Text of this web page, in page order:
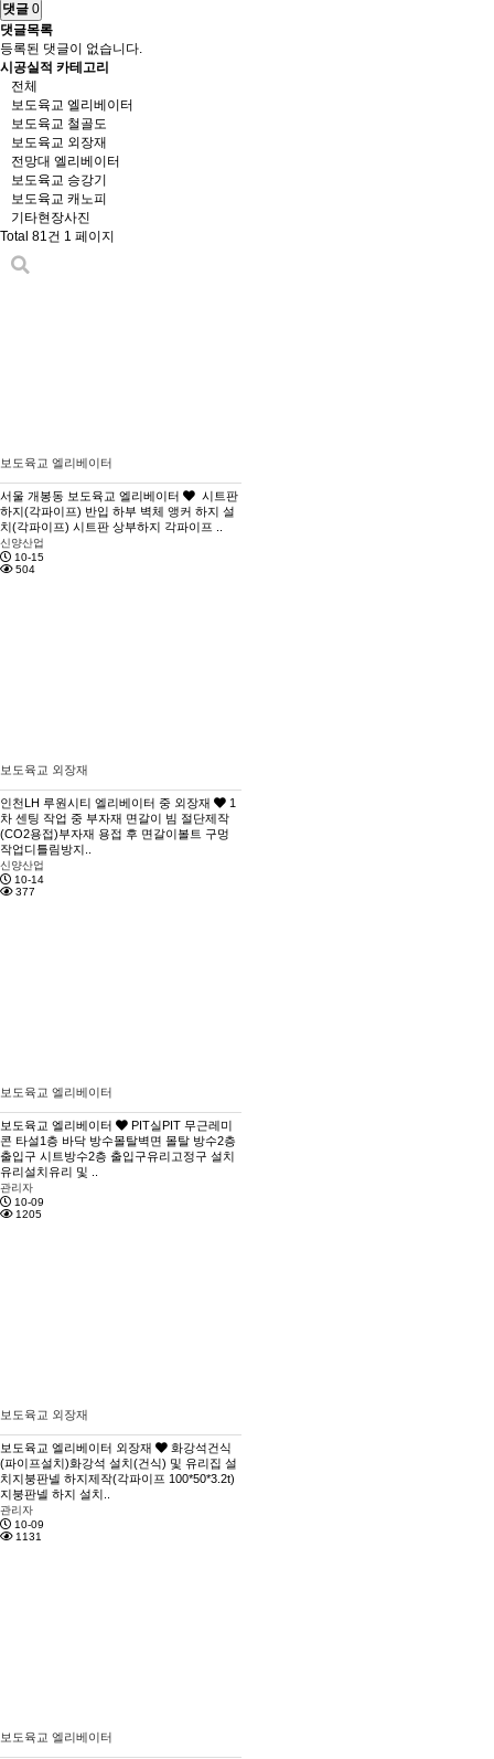
댓글 0
댓글목록
등록된 댓글이 없습니다.
시공실적 카테고리
전체
보도육교 엘리베이터
보도육교 철골도
보도육교 외장재
전망대 엘리베이터
보도육교 승강기
보도육교 캐노피
기타현장사진
Total 81건 1 페이지
보도육교 엘리베이터
서울 개봉동 보도육교 엘리베이터
시트판
하지(각파이프) 반입 하부 벽체 앵커 하지 설
치(각파이프) 시트판 상부하지 각파이프 ..
신양산업
10-15
504
보도육교 외장재
인천LH 루원시티 엘리베이터 중 외장재
1
차 센팅 작업 중 부자재 면갈이 빔 절단제작
(CO2용접)부자재 용접 후 면갈이볼트 구멍
작업디틀림방지..
신양산업
10-14
377
보도육교 엘리베이터
보도육교 엘리베이터
PIT실PIT 무근레미
콘 타설1층 바닥 방수몰탈벽면 몰탈 방수2층
출입구 시트방수2층 출입구유리고정구 설치
유리설치유리 및 ..
관리자
10-09
1205
보도육교 외장재
보도육교 엘리베이터 외장재
화강석건식
(파이프설치)화강석 설치(건식) 및 유리집 설
치지붕판넬 하지제작(각파이프 100*50*3.2t)
지붕판넬 하지 설치..
관리자
10-09
1131
보도육교 엘리베이터